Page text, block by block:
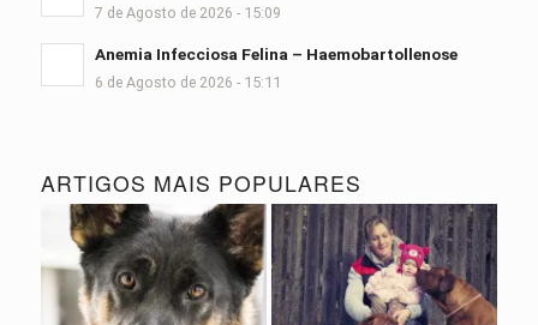
7 de Agosto de 2026 - 15:09
Anemia Infecciosa Felina – Haemobartollenose
6 de Agosto de 2026 - 15:11
ARTIGOS MAIS POPULARES